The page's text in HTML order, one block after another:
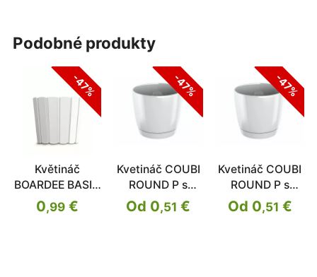
podobné produkty
-47%
Květináč
BOARDEE BASIC
bílý 14,4cm
0,99€
-47%
Kvetináč COUBI
ROUND P s
miskou
Od 0,51 €
-47%
Kvetináč COUBI
ROUND P s
miskou
Od 0,51 €